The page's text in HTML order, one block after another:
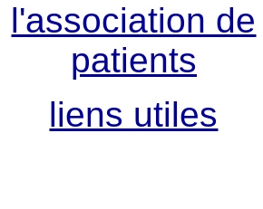
l'association de
patients
liens utiles